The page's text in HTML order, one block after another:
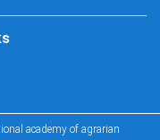
academy of agrarian